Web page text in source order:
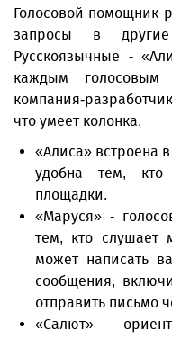
Голосовой помощник
запросы в
Русскоязычные -
каждым голосовым
компания-
что умеет колонка.
«Алиса» встроена
удобна тем, кто
площадки.
«Маруся» -
тем, кто слушает
может написать
сообщения,
отправить письмо
«Салют»